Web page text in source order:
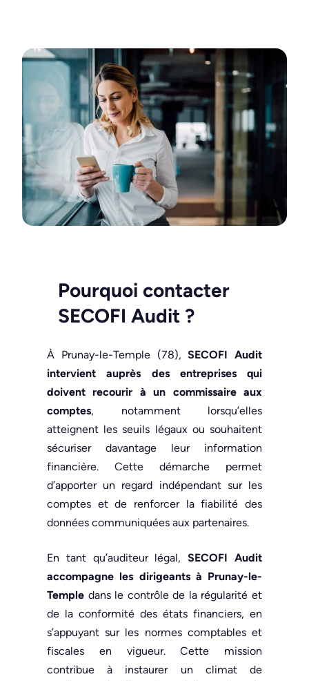
Pourquoi contacter
SECOFI Audit ?
À Prunay-le-Temple (78),SECOFI Audit
intervient auprès des entreprises qui
doivent recourir à un commissaire aux
comptes, notamment lorsqu’elles
atteignent les seuils légaux ou souhaitent
sécuriser davantage leur information
financière. Cette démarche permet
d’apporter un regard indépendant sur les
comptes et de renforcer la fiabilité des
données communiquées aux partenaires.
En tant qu’auditeur légal,SECOFI Audit
accompagne les dirigeants à Prunay-le-
Temple dans le contrôle de la régularité et
de la conformité des états financiers, en
s’appuyant sur les normes comptables et
fiscales en vigueur. Cette mission
contribue à instaurer un climat de